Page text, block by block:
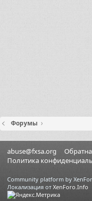
Форумы
abuse@fxsa.org
Политика
Community platform by
Локализация от XenForo.Info